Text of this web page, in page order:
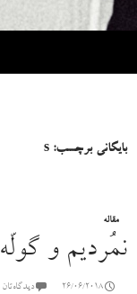
بایگانی برچسب: s
مقاله‌
نمُردیم و
26/06/2018